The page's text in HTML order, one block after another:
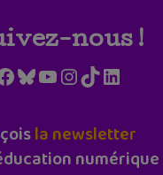
nous !
Bluesky
YouTube
Instagram
TikTokLinkedIn
la newsletter
numérique